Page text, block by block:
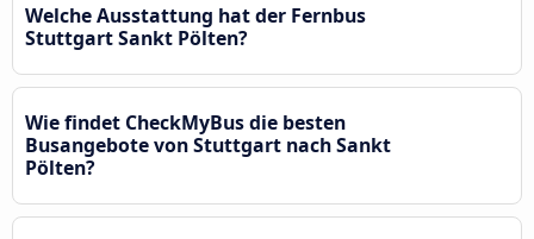
Welche Ausstattung hat der Fernbus
Stuttgart Sankt Pölten?
Wie findet CheckMyBus die besten
Busangebote von Stuttgart nach Sankt
Pölten?